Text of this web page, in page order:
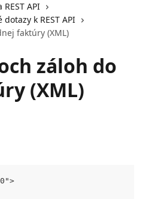
API
k REST API
faktúry (XML)
záloh do
(XML)